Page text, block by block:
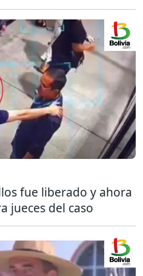
fue liberado y ahora
jueces del caso